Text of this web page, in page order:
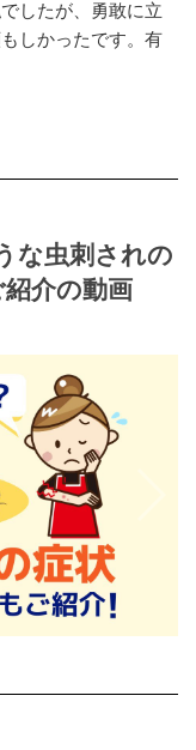
したが、勇敢に立
しかったです。有
な虫刺されの
介の動画